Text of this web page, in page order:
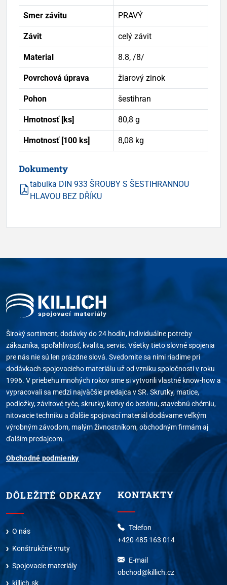
Smer závitu PRAVÝ
Závit celý závit
Material 8.8, /8/
Povrchová úprava žiarový zinok
Pohon šestihran
Hmotnosť [ks] 80,8 g
Hmotnosť [100 ks] 8,08 kg
Dokumenty
tabulka DIN 933 ŠROUBY S ŠESTIHRANNOU
HLAVOU BEZ DŘÍKU
Široký sortiment, dodávky do 24 hodín, individuálne potreby
zákazníka, spoľahlivosť, kvalita, servis. Všetky tieto slovné spojenia
pre nás nie sú len prázdne slová. Svedomite sa nimi riadime pri
dodávkach spojovacieho materiálu už od vzniku spoločnosti v roku
1996. V priebehu mnohých rokov sme si vytvorili vlastné know-how a
vypracovali sa medzi najväčšie predajca v SR. Skrutky, matice,
podložky, závitové tyče, skrutky, kotvy do betónu, stavebnú chémiu,
nitovacie techniku a ďalšie spojovací materiál dodávame veľkým
výrobným závodom, malým živnostníkom, obchodným firmám aj
ďalším predajcom.
Obchodné podmienky
DÔLEŽITÉ ODKAZY
O nás
Konštrukčné vruty
Spojovacie materiály
killich.sk
KONTAKTY
Telefon
+420 485 163 014
E-mail
obchod@killich.cz